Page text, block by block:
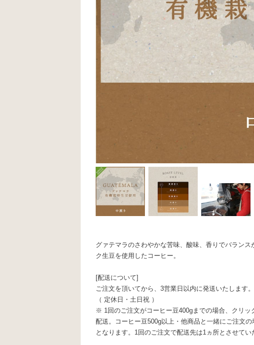
グァテマラのさわやかな苦味、酸味、香りでバランス
ク生豆を使用したコーヒー。
[配送について]
ご注文を頂いてから、3営業日以内に発送いたします。
（ 定休日・土日祝 ）
※ 1回のご注文がコーヒー豆400gまでの場合、クリッ
配送。コーヒー豆500g以上・他商品と一緒にご注文
となります。1回のご注文で配送先は1ヵ所とさせてい